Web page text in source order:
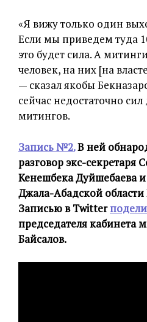
«Я вижу только один
Если мы приведем туда
это будет сила. А
человек, на них [на
— сказал якобы
сейчас недостаточно
митингов.
Запись №2.В ней
разговор экс-секретаря
Кенешбека Дуйшебаева и
Джала-Абадской области
Записью в Twitter
председателя кабинета
Байсалов.